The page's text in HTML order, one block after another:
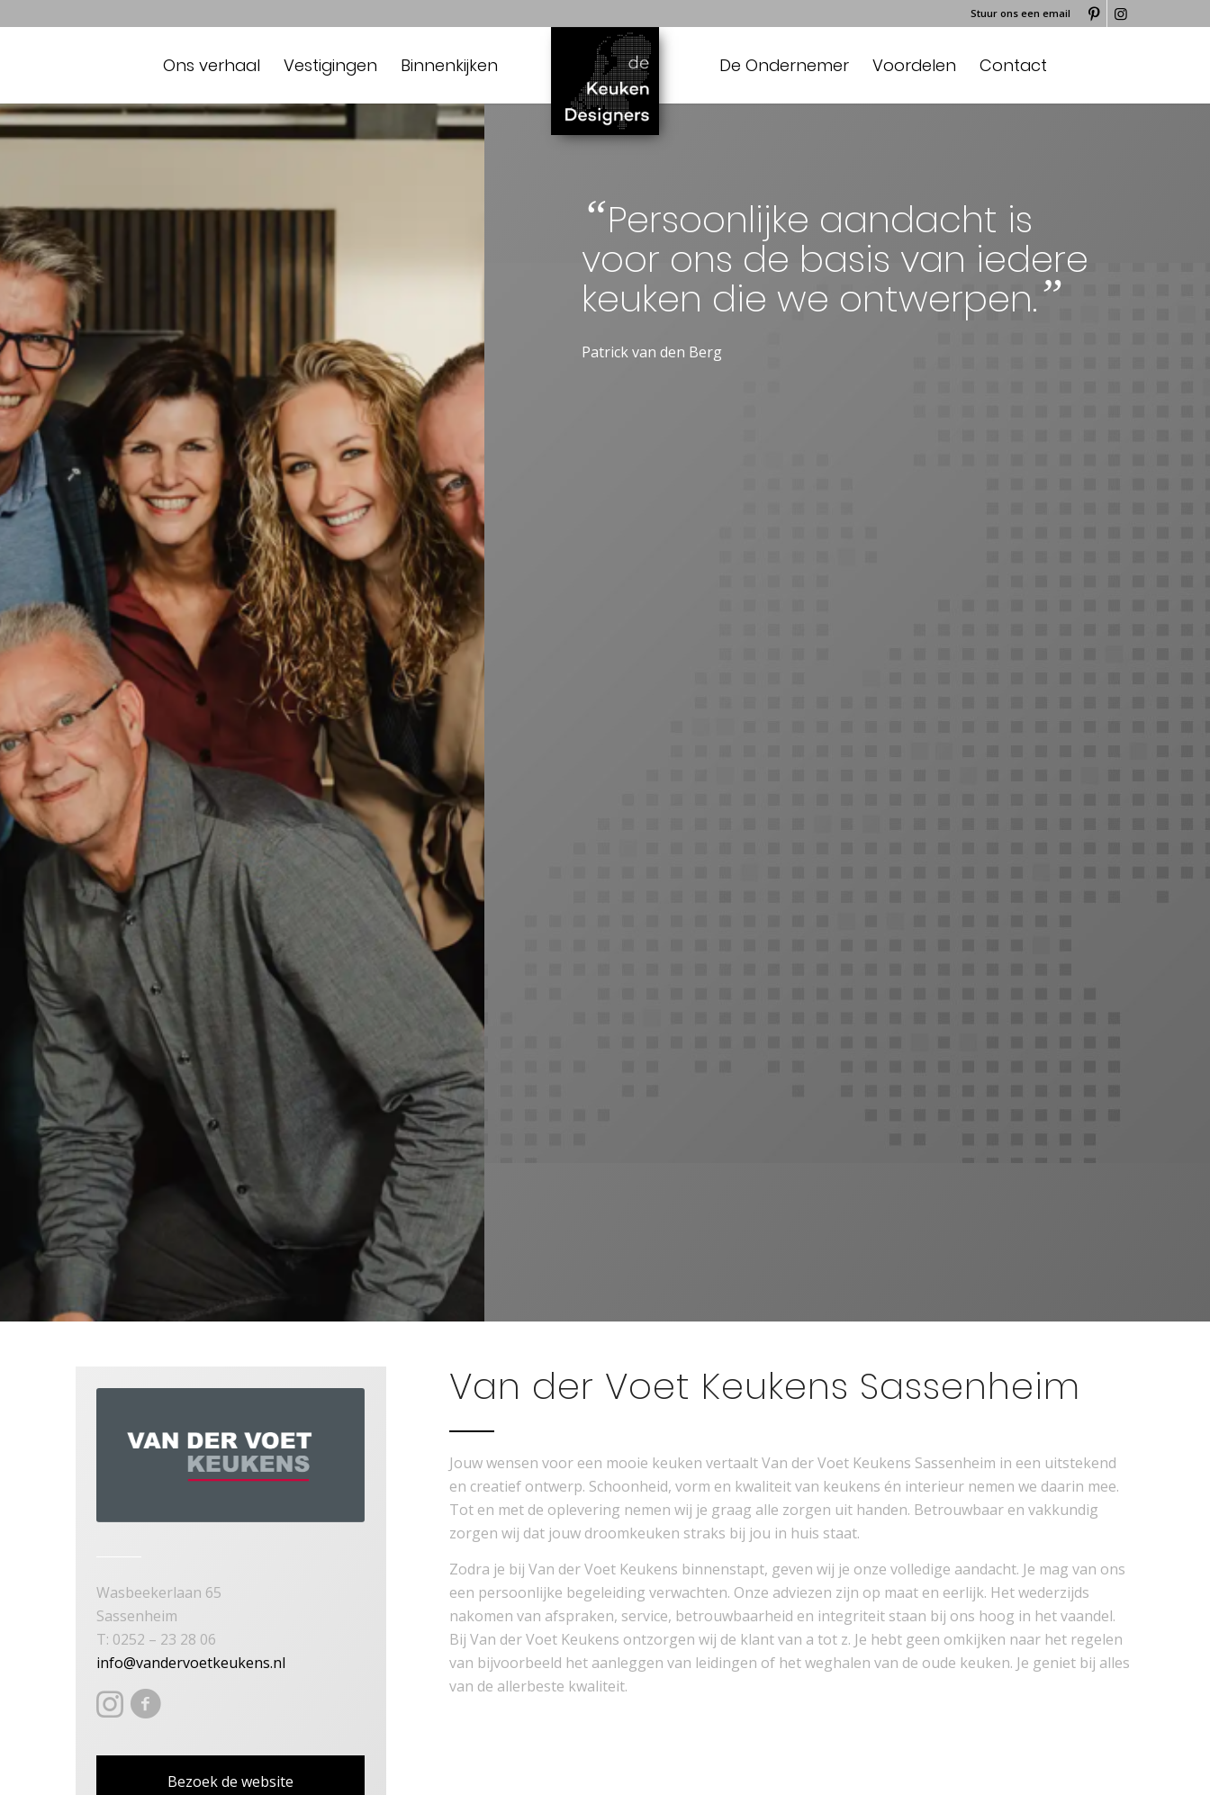
Stuur ons een email
Ons verhaal Vestigingen Binnenkijken De Ondernemer Voordelen Contact
“Persoonlijke aandacht is
voor ons de basis van iedere
keuken die we ontwerpen.”
Patrick van den Berg
Wasbeekerlaan 65
Sassenheim
T: 0252 – 23 28 06
info@vandervoetkeukens.nl
Bezoek de website
Van der Voet Keukens Sassenheim
Jouw wensen voor een mooie keuken vertaalt Van der Voet Keukens Sassenheim in een uitstekend
en creatief ontwerp. Schoonheid, vorm en kwaliteit van keukens én interieur nemen we daarin mee.
Tot en met de oplevering nemen wij je graag alle zorgen uit handen. Betrouwbaar en vakkundig
zorgen wij dat jouw droomkeuken straks bij jou in huis staat.
Zodra je bij Van der Voet Keukens binnenstapt, geven wij je onze volledige aandacht. Je mag van ons
een persoonlijke begeleiding verwachten. Onze adviezen zijn op maat en eerlijk. Het wederzijds
nakomen van afspraken, service, betrouwbaarheid en integriteit staan bij ons hoog in het vaandel.
Bij Van der Voet Keukens ontzorgen wij de klant van a tot z. Je hebt geen omkijken naar het regelen
van bijvoorbeeld het aanleggen van leidingen of het weghalen van de oude keuken. Je geniet bij alles
van de allerbeste kwaliteit.